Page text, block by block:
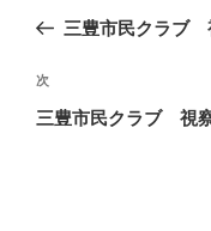
ビ
ゲ
去
投
稿
三豊市民クラブ
次
の
次
三豊市民クラブ 視